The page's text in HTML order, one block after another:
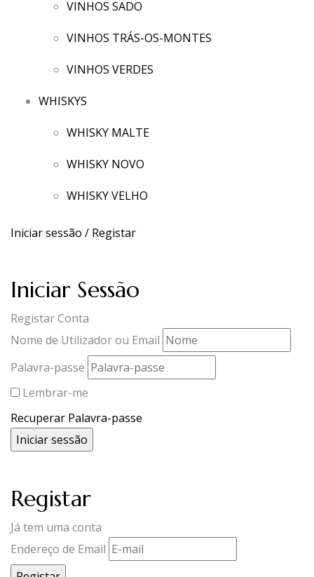
VINHOS SADO
VINHOS TRÁS-OS-MONTES
VINHOS VERDES
WHISKYS
WHISKY MALTE
WHISKY NOVO
WHISKY VELHO
Iniciar sessão / Registar
Iniciar Sessão
Registar Conta
Nome de Utilizador ou Email
Palavra-passe
Lembrar-me
Recuperar Palavra-passe
Registar
Já tem uma conta
Endereço de Email